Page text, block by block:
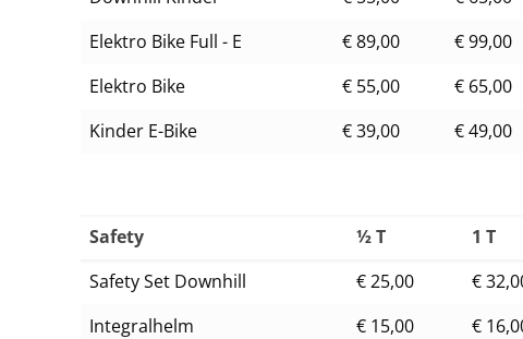
Elektro Bike Full - E
€ 89,00 € 99,00
Elektro Bike
€ 55,00 € 65,00
Kinder E-Bike
€ 39,00 € 49,00
Safety ½ T 1 T
Safety Set Downhill
€ 25,00 €
Integralhelm
€ 15,00 €